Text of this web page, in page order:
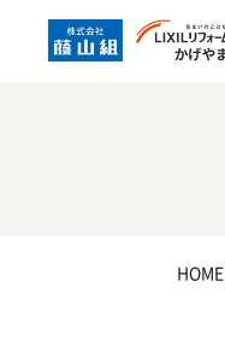
HOME